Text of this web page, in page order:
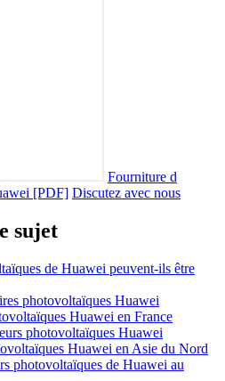
Fourniture d
[PDF] Discutez avec nous
sujet
de Huawei peuvent-ils être
photovoltaïques Huawei
Huawei en France
photovoltaïques Huawei
Huawei en Asie du Nord
photovoltaïques de Huawei au